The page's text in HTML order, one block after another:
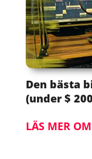
Den bästa
(under $
LÄS MER OM